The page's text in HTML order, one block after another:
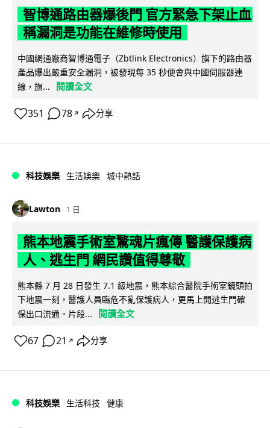
智博通路由器爆後門 官方緊急下架止血
稱漏洞是功能在維修時使用
中國網通廠商智博通電子（Zbtlink Electronics）旗下的路由器
產品爆出嚴重安全漏洞，被發現每 35 秒便會與中國伺服器連
線，旗...
閱讀全文
351 78 ↗ 分享
科技娛樂 生活娛樂 城中熱話
Lawton 1 日
熊本地震手術室驚魂片瘋傳 醫護保護病
人、逃生門 網民讚值得尊敬
熊本縣 7 月 28 日發生 7.1 級地震，熊本綜合醫院手術室鏡頭拍
下地震一刻，醫護人員臨危不亂保護病人，更馬上開逃生門確
保出口流通。片段...
閱讀全文
67 21 ↗ 分享
科技娛樂 生活科技 健康